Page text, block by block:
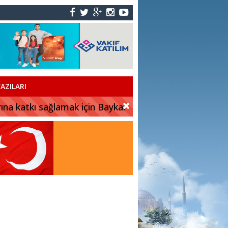
katkı sağlamak için Baykar